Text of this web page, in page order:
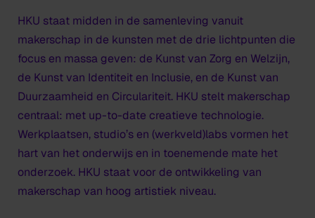
HKU staat midden in de samenleving vanuit
makerschap in de kunsten met de drie lichtpunten die
focus en massa geven: de Kunst van Zorg en Welzijn,
de Kunst van Identiteit en Inclusie, en de Kunst van
Duurzaamheid en Circulariteit. HKU stelt makerschap
centraal: met up-to-date creatieve technologie.
Werkplaatsen, studio’s en (werkveld)labs vormen het
hart van het onderwijs en in toenemende mate het
onderzoek. HKU staat voor de ontwikkeling van
makerschap van hoog artistiek niveau.